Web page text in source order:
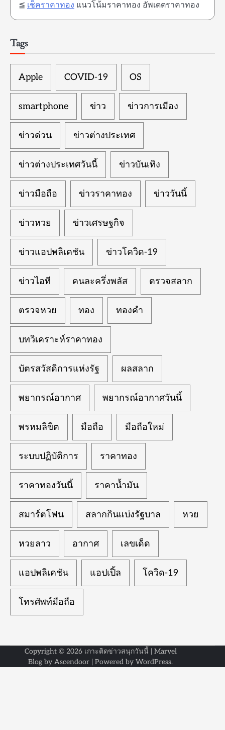
≦ เช็คราคาทอง แนวโน้มราคาทอง อัพเดตราคาทอง
Tags
Apple COVID-19 OS
smartphone ข่าว ข่าวการเมือง
ข่าวด่วน ข่าวต่างประเทศ
ข่าวต่างประเทศวันนี้ ข่าวบันเทิง
ข่าวมือถือ ข่าวราคาทอง ข่าววันนี้
ข่าวหวย ข่าวเศรษฐกิจ
ข่าวแอปพลิเคชัน ข่าวโควิด-19
ข่าวไอที คนละครึ่งพลัส ตรวจสลาก
ตรวจหวย ทอง ทองคำ
บทวิเคราะห์ราคาทอง
บัตรสวัสดิการแห่งรัฐ ผลสลาก
พยากรณ์อากาศ พยากรณ์อากาศวันนี้
พรหมลิขิต มือถือ มือถือใหม่
ระบบปฏิบัติการ ราคาทอง
ราคาทองวันนี้ ราคาน้ำมัน
สมาร์ตโฟน สลากกินแบ่งรัฐบาล หวย
หวยลาว อากาศ เลขเด็ด
แอปพลิเคชัน แอปเปิ้ล โควิด-19
โทรศัพท์มือถือ
Copyright © 2026 เกาะติดข่าวสนุกวันนี้ | Marvel
Blog by Ascendoor | Powered by WordPress.